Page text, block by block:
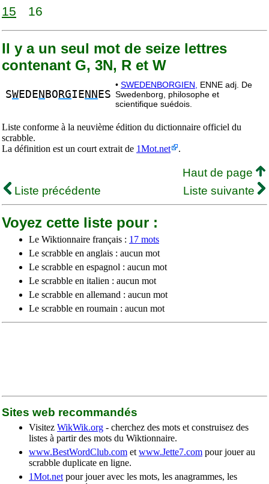
15
16
Il y a un seul mot de seize lettres
contenant G, 3N, R et W
SWEDE N BO RGIE NN ES
• SWEDENBORGIEN,
ENNE adj. De
Swedenborg, philosophe et
scientifique suédois.
Liste conforme à la neuvième édition du dictionnaire officiel du
scrabble.
La définition est un court extrait de 1Mot.net .
Haut de page
Liste précédente
Liste suivante
Voyez cette liste pour :
Le Wiktionnaire français : 17 mots
Le scrabble en anglais : aucun mot
Le scrabble en espagnol : aucun mot
Le scrabble en italien : aucun mot
Le scrabble en allemand : aucun mot
Le scrabble en roumain : aucun mot
Sites web recommandés
Visitez WikWik.org - cherchez des mots et construisez des
listes à partir des mots du Wiktionnaire.
www.BestWordClub.com et www.Jette7.com pour jouer au
scrabble duplicate en ligne.
1Mot.net pour jouer avec les mots, les anagrammes, les